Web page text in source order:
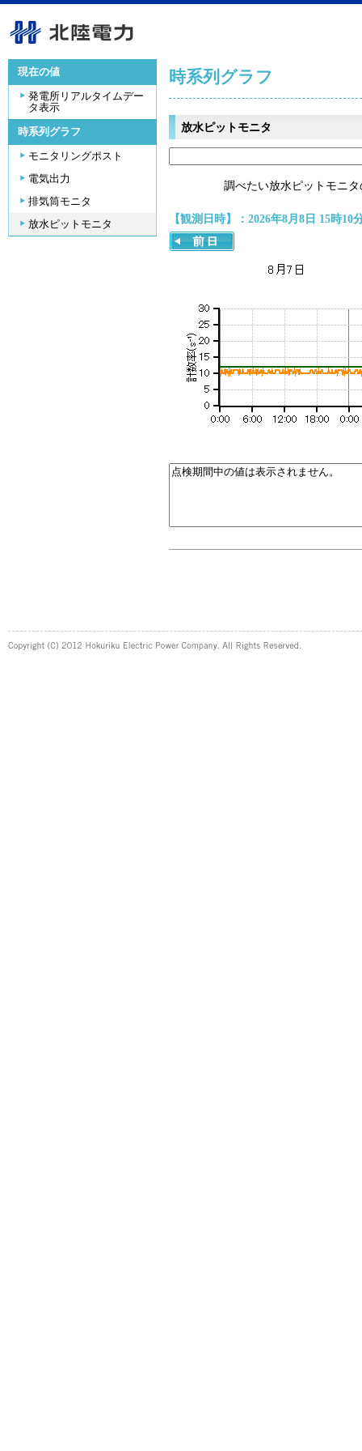
現在の値
発電所リアルタイムデー
タ表示
時系列グラフ
モニタリングポスト
電気出力
排気筒モニタ
放水ピットモニタ
時系列グラフ
放水ピットモニタ
調べたい放水ピットモニ
【観測日時】：2026年8月8日 15時10